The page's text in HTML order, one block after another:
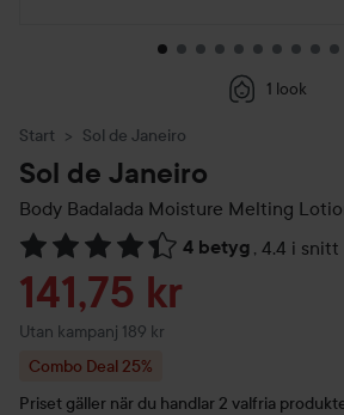
1 look
Start Sol de Janeiro
Sol de Janeiro
Body Badalada Moisture Melting
4 betyg , 4.4 i snitt
Hoppa till Betyg & kommentarer
Reapris
141,75 kr
Utan kampanj 189 kr
Combo Deal 25%
Priset gäller när du handlar 2 valfria